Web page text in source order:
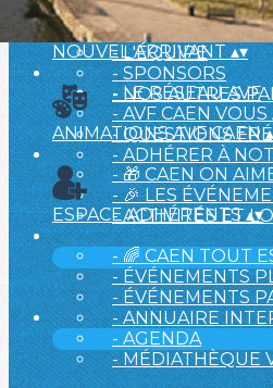
- L'ASSOCIATION
- BROCHURE
- L'ÉQUIPE
- SPONSORS
- NOS AUTRES
NOUVEL ARRIVANT▴▾
- LE RÉSEAU AVF
- AVF CAEN
- QUESTIONS
- ADHÉRER À
ANIMATIONS AVF CAEN▴
- 🎁 CAEN ON
- 🎉 LES
- ACTIVITÉS ET
ESPACE ADHÉRENTS▴▾
- 🌈 CAEN TOUT
- ÉVÉNEMENTS
- ÉVÉNEMENTS
- ANNUAIRE
- AGENDA
- MÉDIATHÈQUE